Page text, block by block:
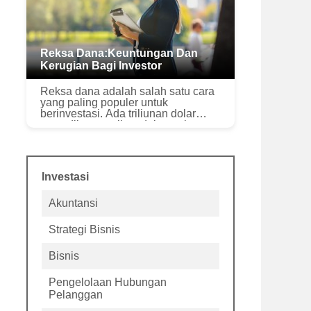
Reksa Dana:Keuntungan Dan
Kerugian Bagi Investor
Reksa dana adalah salah satu cara
yang paling populer untuk
berinvestasi. Ada triliunan dolar
yang diinvestasikan dalam reksa
Black...
Investasi
Akuntansi
Strategi Bisnis
Bisnis
Pengelolaan Hubungan
Pelanggan